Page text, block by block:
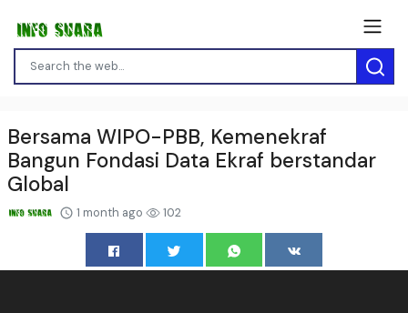
Bersama WIPO-PBB, Kemenekraf
Bangun Fondasi Data Ekraf berstandar
Global
1 month ago 102